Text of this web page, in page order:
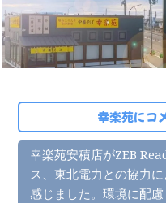
幸楽苑にコ
幸楽苑安積店がZEB
ス、東北電力との協力
感じました。環境に配